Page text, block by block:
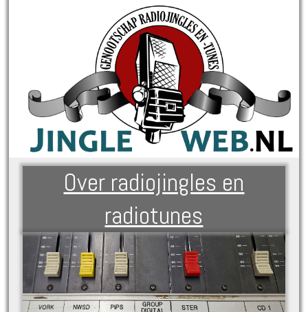
Over radiojingles en
radiotunes